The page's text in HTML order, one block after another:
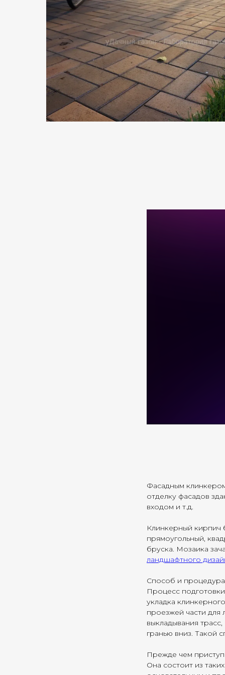
Фасадным
отделку фасадов
входом и т.д.
Клинкерный кирпич
прямоугольный,
бруска. Мозаика
ландшафтного
Способ и процедура
Процесс
укладка
проезжей части для
выкладывания
гранью вниз. Такой
Прежде чем
Она состоит из